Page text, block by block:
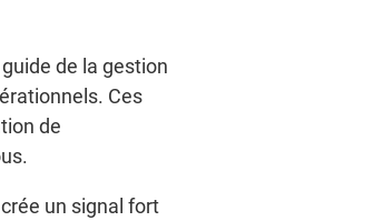
de la gestion
Ces
de
un signal fort